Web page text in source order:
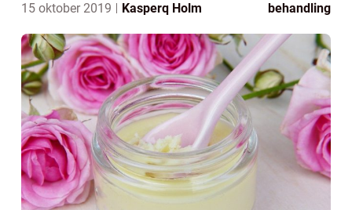
15 oktober 2019 Kasperq Holm behandling